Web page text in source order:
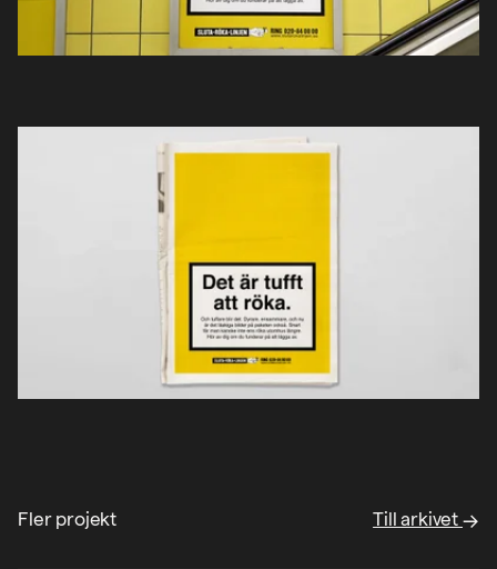
Fler projekt Till arkivet